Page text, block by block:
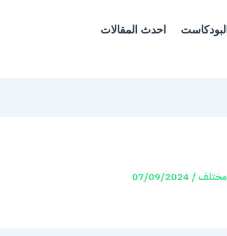
البودكاست احدث المقالات
مختلف/
07/09/2024